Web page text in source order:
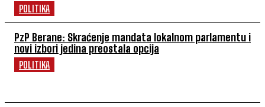
POLITIKA
PzP Berane: Skraćenje mandata lokalnom parlamentu i
novi izbori jedina preostala opcija
POLITIKA